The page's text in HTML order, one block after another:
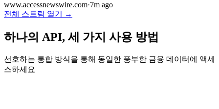
www.accessnewswire.com·7m ago
전체 스트림 열기 →
하나의 API, 세 가지 사용 방법
선호하는 통합 방식을 통해 동일한 풍부한 금융 데이터에 액세
스하세요